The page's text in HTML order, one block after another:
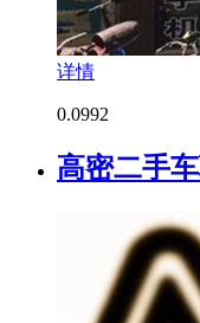
详情
0.0992
高密二手